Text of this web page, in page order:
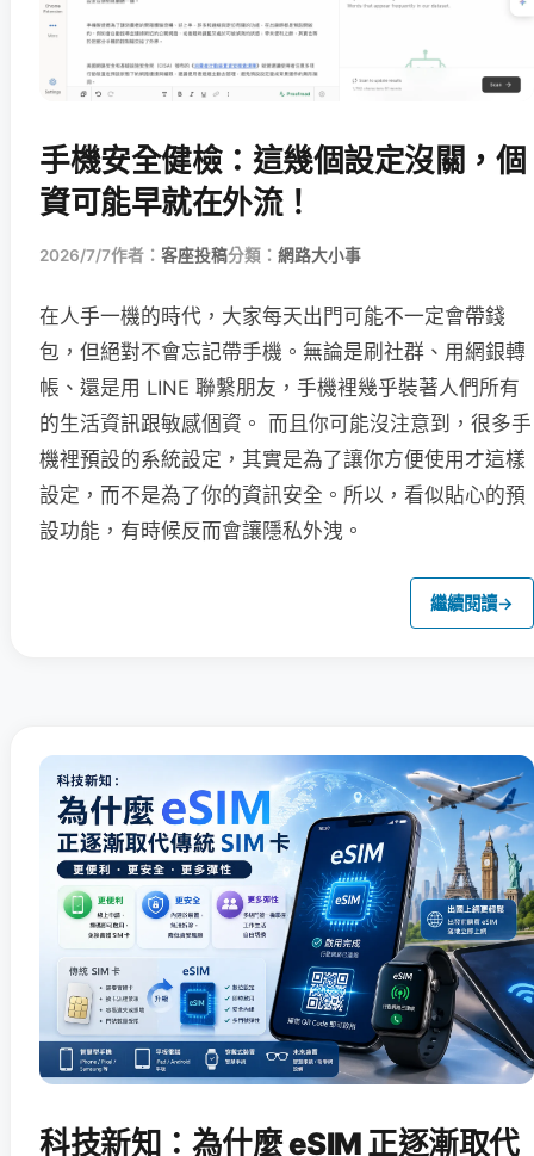
手機安全健檢：這幾個設定沒關，個
資可能早就在外流！
2026/7/7作者： 客座投稿分類： 網路大小事
在人手一機的時代，大家每天出門可能不一定會帶錢
包，但絕對不會忘記帶手機。無論是刷社群、用網銀轉
帳、還是用 LINE 聯繫朋友，手機裡幾乎裝著人們所有
的生活資訊跟敏感個資。 而且你可能沒注意到，很多手
機裡預設的系統設定，其實是為了讓你方便使用才這樣
設定，而不是為了你的資訊安全。所以，看似貼心的預
設功能，有時候反而會讓隱私外洩。
繼續閱讀→
科技新知：為什麼 eSIM 正逐漸取代